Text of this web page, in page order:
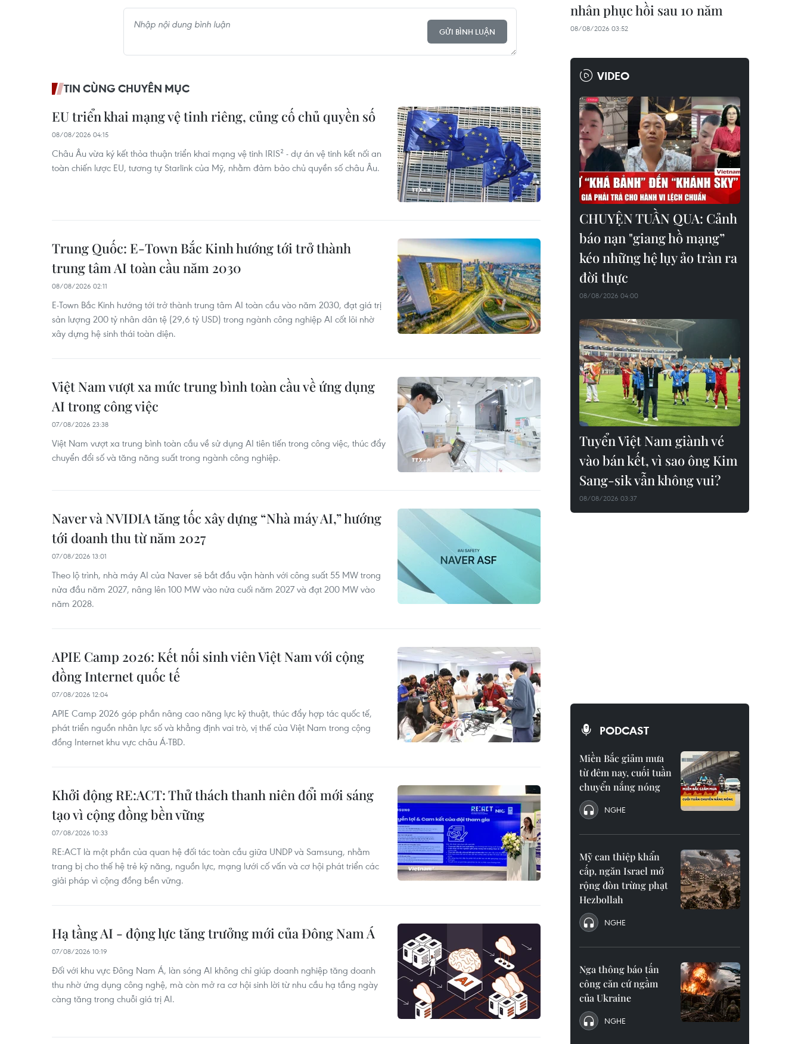
GỬI BÌNH LUẬN
TIN CÙNG CHUYÊN MỤC
EU triển khai mạng vệ tinh riêng, củng cố chủ quyền số
08/08/2026 04:15
Châu Âu vừa ký kết thỏa thuận triển khai mạng vệ tinh IRIS² - dự án vệ tinh kết nối an
toàn chiến lược EU, tương tự Starlink của Mỹ, nhằm đảm bảo chủ quyền số châu Âu.
Trung Quốc: E-Town Bắc Kinh hướng tới trở thành
trung tâm AI toàn cầu năm 2030
08/08/2026 02:11
E-Town Bắc Kinh hướng tới trở thành trung tâm AI toàn cầu vào năm 2030, đạt giá trị
sản lượng 200 tỷ nhân dân tệ (29,6 tỷ USD) trong ngành công nghiệp AI cốt lõi nhờ
xây dựng hệ sinh thái toàn diện.
Việt Nam vượt xa mức trung bình toàn cầu về ứng dụng
AI trong công việc
07/08/2026 23:38
Việt Nam vượt xa trung bình toàn cầu về sử dụng AI tiên tiến trong công việc, thúc đẩy
chuyển đổi số và tăng năng suất trong ngành công nghiệp.
Naver và NVIDIA tăng tốc xây dựng “Nhà máy AI,” hướng
tới doanh thu từ năm 2027
07/08/2026 13:01
Theo lộ trình, nhà máy AI của Naver sẽ bắt đầu vận hành với công suất 55 MW trong
nửa đầu năm 2027, nâng lên 100 MW vào nửa cuối năm 2027 và đạt 200 MW vào
năm 2028.
APIE Camp 2026: Kết nối sinh viên Việt Nam với cộng
đồng Internet quốc tế
07/08/2026 12:04
APIE Camp 2026 góp phần nâng cao năng lực kỹ thuật, thúc đẩy hợp tác quốc tế,
phát triển nguồn nhân lực số và khẳng định vai trò, vị thế của Việt Nam trong cộng
đồng Internet khu vực châu Á-TBD.
Khởi động RE:ACT: Thử thách thanh niên đổi mới sáng
tạo vì cộng đồng bền vững
07/08/2026 10:33
RE:ACT là một phần của quan hệ đối tác toàn cầu giữa UNDP và Samsung, nhằm
trang bị cho thế hệ trẻ kỹ năng, nguồn lực, mạng lưới cố vấn và cơ hội phát triển các
giải pháp vì cộng đồng bền vững.
Hạ tầng AI - động lực tăng trưởng mới của Đông Nam Á
07/08/2026 10:19
Đối với khu vực Đông Nam Á, làn sóng AI không chỉ giúp doanh nghiệp tăng doanh
thu nhờ ứng dụng công nghệ, mà còn mở ra cơ hội sinh lời từ nhu cầu hạ tầng ngày
càng tăng trong chuỗi giá trị AI.
nhân phục hồi sau 10 năm
08/08/2026 03:52
VIDEO
CHUYỆN TUẦN QUA: Cảnh
báo nạn "giang hồ mạng”
kéo những hệ lụy ảo tràn ra
đời thực
08/08/2026 04:00
Tuyển Việt Nam giành vé
vào bán kết, vì sao ông Kim
Sang-sik vẫn không vui?
08/08/2026 03:37
PODCAST
Miền Bắc giảm mưa
từ đêm nay, cuối tuần
chuyển nắng nóng
NGHE
Mỹ can thiệp khẩn
cấp, ngăn Israel mở
rộng đòn trừng phạt
Hezbollah
NGHE
Nga thông báo tấn
công căn cứ ngầm
của Ukraine
NGHE